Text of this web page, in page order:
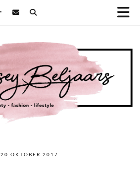
20 OKTOBER 2017